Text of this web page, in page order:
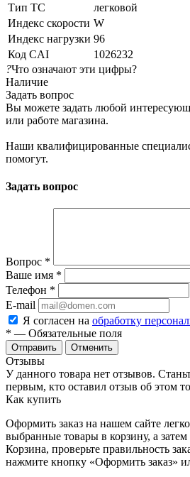
Тип ТС
легковой
Индекс скорости W
Индекс нагрузки 96
Код CAI
1026232
?Что означают эти цифры?
Наличие
Задать вопрос
Вы можете задать любой
или работе магазина.
Наши квалифицированные
помогут.
Задать вопрос
Вопрос *
Ваше имя *
Телефон *
E-mail
Я согласен на обработку
* — Обязательные поля
Отменить
Отзывы
У данного товара нет отзывов.
первым, кто оставил отзыв об этом
Как купить
Оформить заказ на нашем сайте
выбранные товары в корзину, а
Корзина, проверьте правильность
нажмите кнопку «Оформить заказ»